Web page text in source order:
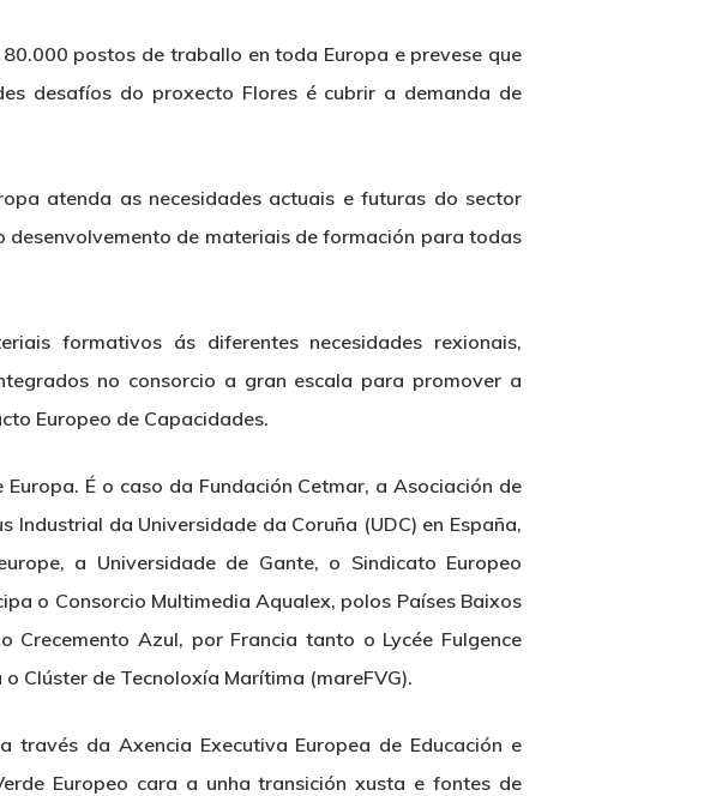
postos de traballo en toda Europa e prevese que
desafíos do proxecto Flores é cubrir a demanda de
atenda as necesidades actuais e futuras do sector
de materiais de formación para todas
formativos ás diferentes necesidades rexionais,
no consorcio a gran escala para promover a
Europeo de Capacidades.
É o caso da Fundación Cetmar, a Asociación de
da Universidade da Coruña (UDC) en España,
a Universidade de Gante, o Sindicato Europeo
o Consorcio Multimedia Aqualex, polos Países Baixos
Azul, por Francia tanto o Lycée Fulgence
Clúster de Tecnoloxía Marítima (mareFVG).
través da Axencia Executiva Europea de Educación e
Europeo cara a unha transición xusta e fontes de